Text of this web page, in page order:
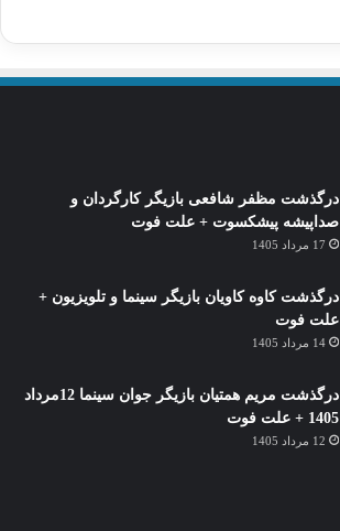
درگذشت مظفر شافعی بازیگر کارگردان و
صداپیشه پیشکسوت + علت فوت
17 مرداد 1405
درگذشت کاوه کاویان بازیگر سینما و تلویزیون +
علت فوت
14 مرداد 1405
درگذشت مریم همتیان بازیگر جوان سینما 12مرداد
1405 + علت فوت
12 مرداد 1405